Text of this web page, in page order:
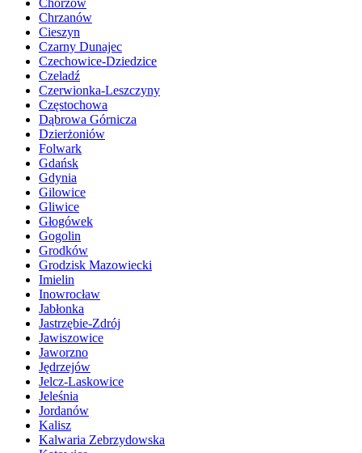
Chrzanów
Cieszyn
Czarny Dunajec
Czechowice-Dziedzice
Czeladź
Czerwionka-Leszczyny
Częstochowa
Dąbrowa Górnicza
Dzierżoniów
Folwark
Gdańsk
Gdynia
Gilowice
Gliwice
Głogówek
Gogolin
Grodków
Grodzisk Mazowiecki
Imielin
Inowrocław
Jabłonka
Jastrzębie-Zdrój
Jawiszowice
Jaworzno
Jędrzejów
Jelcz-Laskowice
Jeleśnia
Jordanów
Kalisz
Kalwaria Zebrzydowska